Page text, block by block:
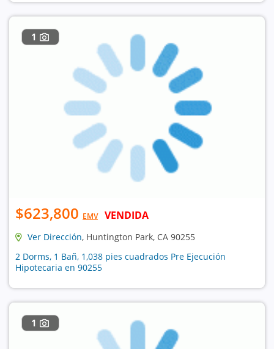
1
$623,800 EMV VENDIDA
Ver Dirección, Huntington Park, CA 90255
2 Dorms, 1 Bañ, 1,038 pies cuadrados Pre Ejecución
Hipotecaria en 90255
1